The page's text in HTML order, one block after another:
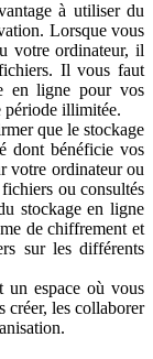
à utiliser du
Lorsque vous
votre ordinateur, il
Il vous faut
en ligne pour vos
période illimitée.
que le stockage
dont bénéficie vos
votre ordinateur ou
ou consultés
stockage en ligne
de chiffrement et
sur les différents
un espace où vous
créer, les collaborer